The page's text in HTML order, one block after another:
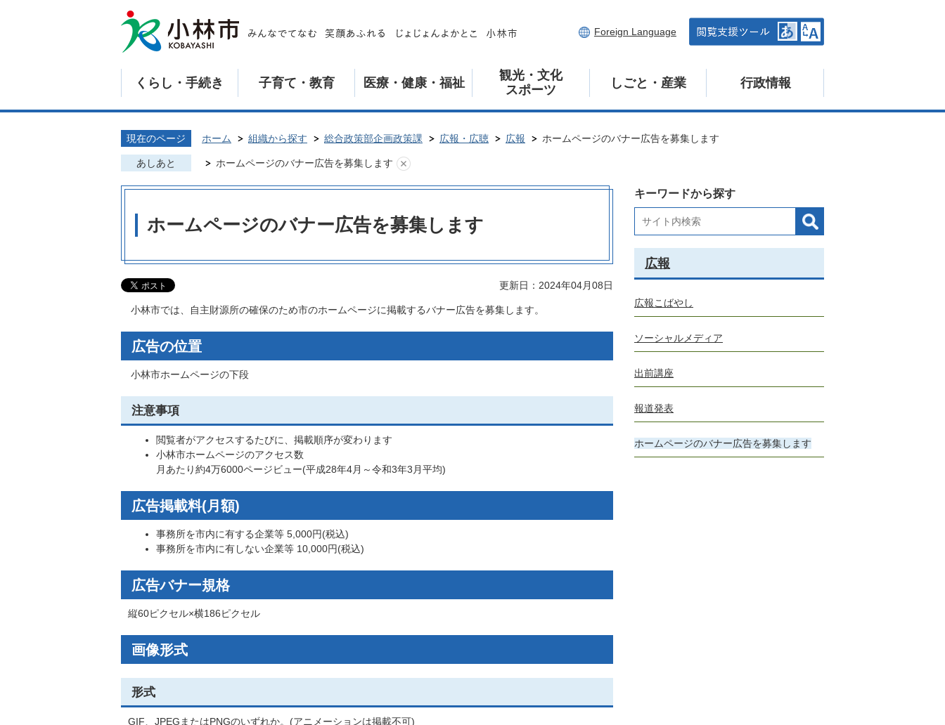
Foreign Language
くらし・手続き 子育て・教育 医療・健康・福祉
観光・文化
スポーツ
しごと・産業 行政情報
現在のページ ホーム 組織から探す 総合政策部企画政策課 広報・広聴 広報 ホームページのバナー広告を募集します
あしあと ホームページのバナー広告を募集します
ホームページのバナー広告を募集します
更新日：2024年04月08日
小林市では、自主財源所の確保のため市のホームページに掲載するバナー広告を募集します。
広告の位置
小林市ホームページの下段
注意事項
閲覧者がアクセスするたびに、掲載順序が変わります
小林市ホームページのアクセス数
月あたり約4万6000ページビュー(平成28年4月～令和3年3月平均)
広告掲載料(月額)
事務所を市内に有する企業等 5,000円(税込)
事務所を市内に有しない企業等 10,000円(税込)
広告バナー規格
縦60ピクセル×横186ピクセル
画像形式
形式
GIF、JPEGまたはPNGのいずれか。(アニメーションは掲載不可)
キーワードから探す
広報
広報こばやし
ソーシャルメディア
出前講座
報道発表
ホームページのバナー広告を募集します